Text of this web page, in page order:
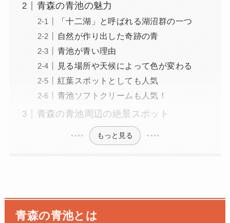
青森の青池の魅力
「十二湖」と呼ばれる湖沼群の一つ
自然が作り出した奇跡の青
青池が青い理由
見る場所や天候によって色が変わる
紅葉スポットとしても人気
青池ソフトクリームも人気！
青森の青池周辺の絶景スポット
もっと見る
青森の青池とは